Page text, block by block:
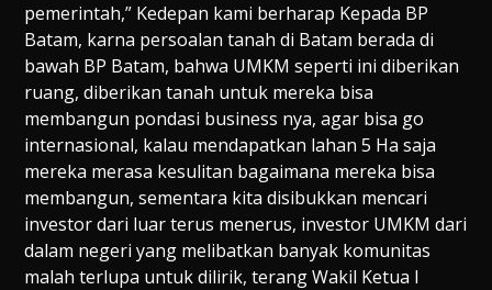
pemerintah,” Kedepan kami berharap Kepada BP
Batam, karna persoalan tanah di Batam berada di
bawah BP Batam, bahwa UMKM seperti ini diberikan
ruang, diberikan tanah untuk mereka bisa
membangun pondasi business nya, agar bisa go
internasional, kalau mendapatkan lahan 5 Ha saja
mereka merasa kesulitan bagaimana mereka bisa
membangun, sementara kita disibukkan mencari
investor dari luar terus menerus, investor UMKM dari
dalam negeri yang melibatkan banyak komunitas
malah terlupa untuk dilirik, terang Wakil Ketua I